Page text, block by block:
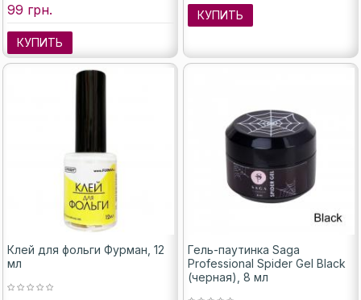
99 грн.
КУПИТЬ
КУПИТЬ
Клей для фольги Фурман, 12
мл
Гель-паутинка Saga
Professional Spider Gel Black
(черная), 8 мл